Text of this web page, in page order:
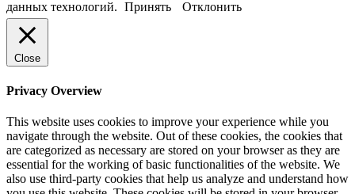
данных технологий. Принять Отклонить
Close
Privacy Overview
This website uses cookies to improve your experience while you
navigate through the website. Out of these cookies, the cookies that
are categorized as necessary are stored on your browser as they are
essential for the working of basic functionalities of the website. We
also use third-party cookies that help us analyze and understand how